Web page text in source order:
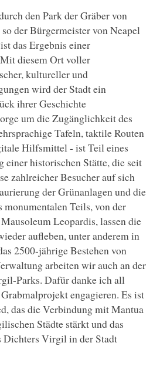
den Park der Gräber von
der Bürgermeister von Neapel
das Ergebnis einer
diesem Ort voller
kultureller und
wird der Stadt ein
ihrer Geschichte
um die Zugänglichkeit des
Tafeln, taktile Routen
Hilfsmittel - ist Teil eines
einer historischen Stätte, die seit
zahlreicher Besucher auf sich
der Grünanlagen und die
Teils, von der
Leopardis, lassen die
aufleben, unter anderem in
2500-jährige Bestehen von
arbeiten wir auch an der
Parks. Dafür danke ich all
engagieren. Es ist
das die Verbindung mit Mantua
Städte stärkt und das
Dichters Virgil in der Stadt